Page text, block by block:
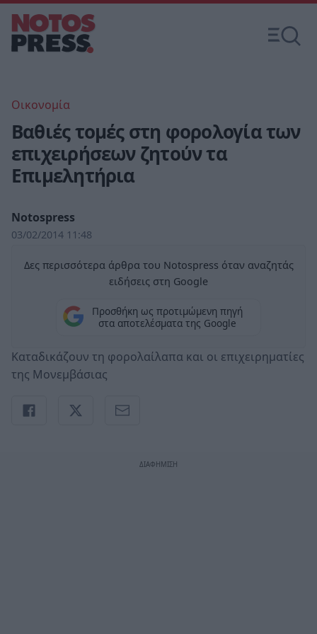
Οικονομία
Βαθιές τομές στη φορολογία των
επιχειρήσεων ζητούν τα
Επιμελητήρια
Notospress
03/02/2014 11:48
Δες περισσότερα άρθρα του Notospress όταν αναζητάς
ειδήσεις στη Google
Προσθήκη ως προτιμώμενη πηγή
στα αποτελέσματα της Google
Καταδικάζουν τη φορολαίλαπα και οι επιχειρηματίες
της Μονεμβάσιας